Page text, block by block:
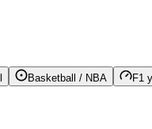
Basketball / NBA F1